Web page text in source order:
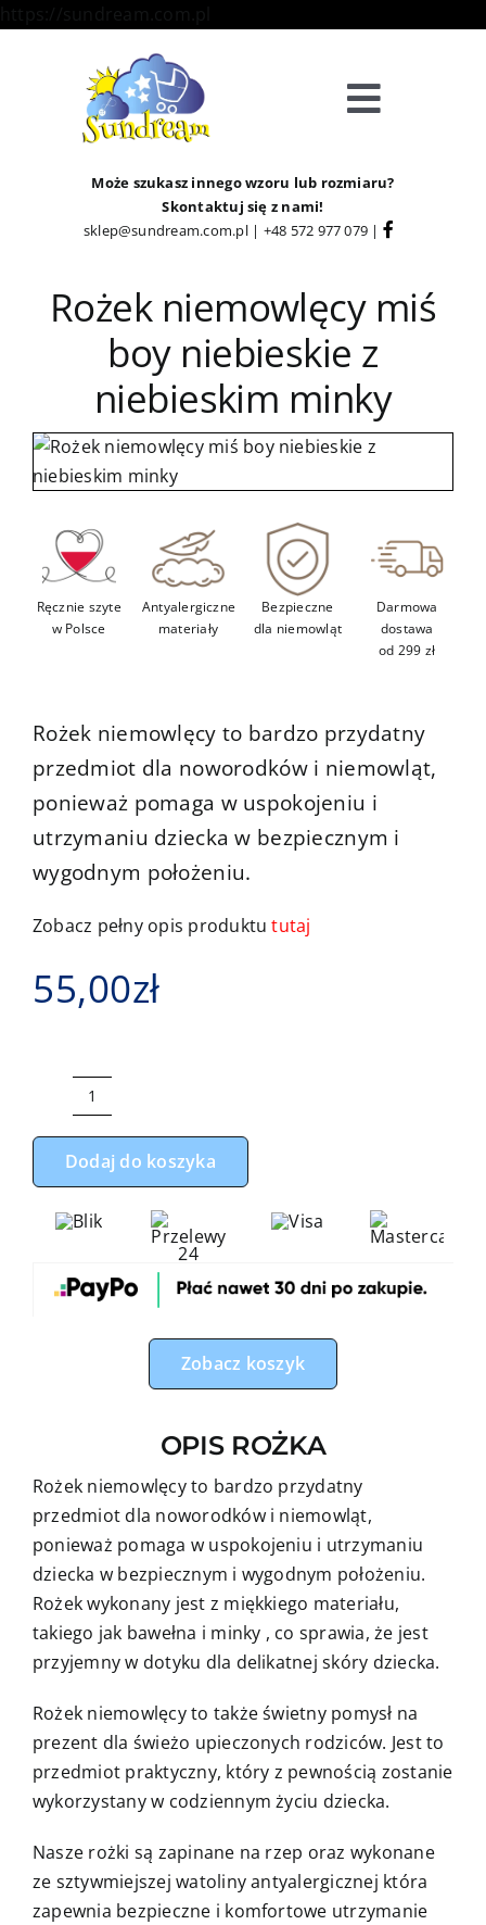
Toggle
Kategorie
Strefa Klienta
Informacje
O Nas
Kontakt
Może szukasz innego wzoru lub rozmiaru?
Skontaktuj się z nami!
sklep@sundream.com.pl| +48 572 977 079 |
Rożek niemowlęcy miś
boy niebieskie z
niebieskim minky
Ręcznie szyte
w Polsce
Antyalergiczne
materiały
Bezpieczne
dla niemowląt
Darmowa
dostawa
od 299 zł
Rożek niemowlęcy to bardzo przydatny
przedmiot dla noworodków i niemowląt,
ponieważ pomaga w uspokojeniu i
utrzymaniu dziecka w bezpiecznym i
wygodnym położeniu.
Zobacz pełny opis produktututaj
55,00zł
ilość
Rożek
niemowlęcy
boy
z
niebieskim
Dodaj do koszyka
Zobacz koszyk
OPIS ROŻKA
Rożek niemowlęcy to bardzo przydatny
przedmiot dla noworodków i niemowląt,
ponieważ pomaga w uspokojeniu i utrzymaniu
dziecka w bezpiecznym i wygodnym położeniu.
Rożek wykonany jest z miękkiego materiału,
takiego jak bawełna i minky , co sprawia, że jest
przyjemny w dotyku dla delikatnej skóry dziecka.
Rożek niemowlęcy to także świetny pomysł na
prezent dla świeżo upieczonych rodziców. Jest to
przedmiot praktyczny, który z pewnością zostanie
wykorzystany w codziennym życiu dziecka.
Nasze rożki są zapinane na rzep oraz wykonane
ze sztywmiejszej watoliny antyalergicznej która
zapewnia bezpieczne i komfortowe utrzymanie